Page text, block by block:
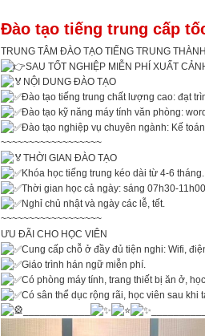
Đào tạo tiếng trung cấp
TRUNG TÂM ĐÀO TẠO TIẾNG TRUNG
SAU TỐT NGHIỆP MIỄN PHÍ XUẤT
NỘI DUNG ĐÀO TẠO
Đào tạo tiếng trung chất lượng cao: đạt
Đào tạo kỹ năng máy tính văn phòng:
Đào tạo nghiệp vụ chuyên ngành: Kế
~~~~~~~~~~~~~~~~~~
THỜI GIAN ĐÀO TẠO
Khóa học tiếng trung kéo dài từ 4-6 tháng.
Thời gian học cả ngày: sáng 07h30-
Nghỉ chủ nhật và ngày các lễ, tết.
~~~~~~~~~~~~~~~~~~
ƯU ĐÃI CHO HỌC VIÊN
Cung cấp chỗ ở đầy đủ tiện nghi: Wifi,
Giáo trình hán ngữ miễn phí.
Có phòng máy tính, trang thiết bị ăn ở,
Có sân thể dục rộng rãi, học viên sau